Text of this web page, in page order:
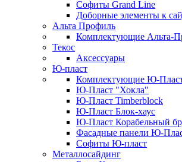
Софиты Grand Line
Доборные элементы к
Альта Профиль
Комплектующие Альта-
Текос
Аксессуары
Ю-пласт
Комплектующие Ю-
Ю-Пласт "Хокла"
Ю-Пласт Timberblock
Ю-Пласт Блок-хаус
Ю-Пласт Корабельный
Фасадные панели Ю-
Софиты Ю-пласт
Металлосайдинг